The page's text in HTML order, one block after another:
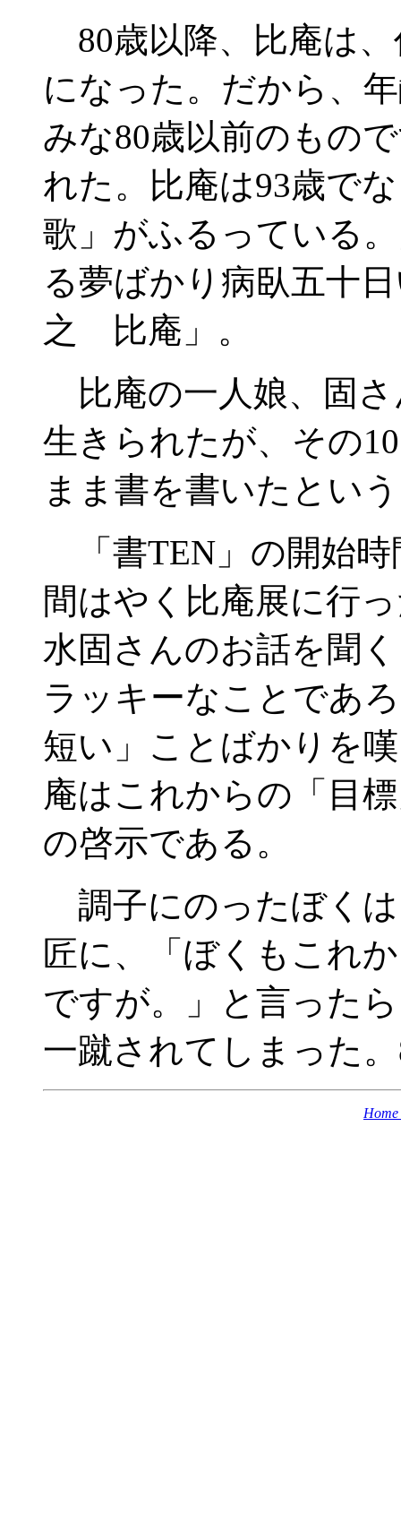
80歳以降、比庵は
になった。だから、
みな80歳以前のもの
れた。比庵は93歳で
歌」がふるっている
る夢ばかり病臥五十
之 比庵」。
比庵の一人娘、固さ
生きられたが、その
まま書を書いたとい
「書TEN」の開始時
間はやく比庵展に行
水固さんのお話を聞
ラッキーなことであ
短い」ことばかりを
庵はこれからの「目
の啓示である。
調子にのったぼくは
匠に、「ぼくもこれ
ですが。」と言った
一蹴されてしまった
Home